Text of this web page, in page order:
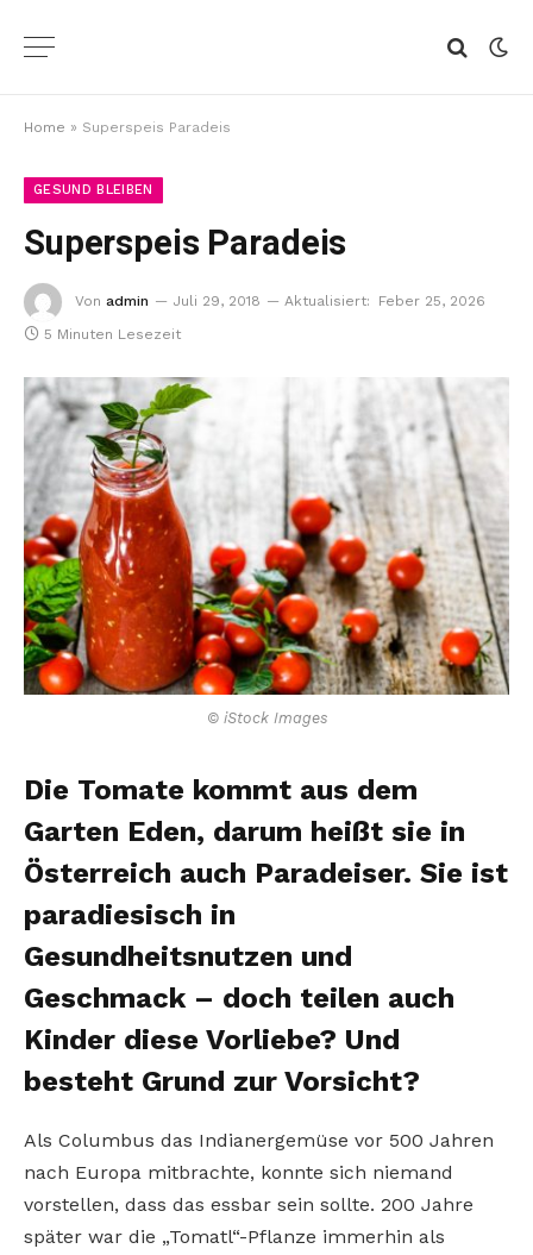
Home » Superspeis Paradeis
GESUND BLEIBEN
Superspeis Paradeis
Von admin Juli 29, 2018 Aktualisiert:
Feber 25, 2026
5 Minuten Lesezeit
© iStock Images
Die Tomate kommt aus dem
Garten Eden, darum heißt sie in
Österreich auch Paradeiser. Sie ist
paradiesisch in
Gesundheitsnutzen und
Geschmack – doch teilen auch
Kinder diese Vorliebe? Und
besteht Grund zur Vorsicht?
Als Columbus das Indianergemüse vor 500 Jahren
nach Europa mitbrachte, konnte sich niemand
vorstellen, dass das essbar sein sollte. 200 Jahre
später war die „Tomatl“-Pflanze immerhin als